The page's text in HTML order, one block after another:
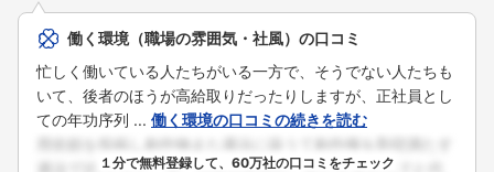
働く環境（職場の雰囲気・社風）の口コミ
忙しく働いている人たちがいる一方で、そうでない人たちも
いて、後者のほうが高給取りだったりしますが、正社員とし
ての年功序列 ... 働く環境の口コミの続きを読む
１分で無料登録して、60万社の口コミをチェック